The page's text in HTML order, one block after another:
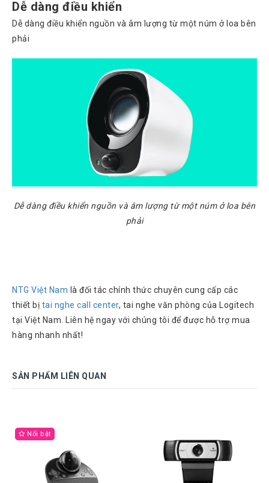
Chính
Sách
Bảo
Dễ dàng điều khiển
Dễ dàng điều khiển nguồn và âm lượng từ một núm ở loa bên
phải
Dễ dàng điều khiển nguồn và âm lượng từ một núm ở loa bên
phải
NTG Việt Nam là đối tác chính thức chuyên cung cấp các
thiết bị tai nghe call center, tai nghe văn phòng của Logitech
tại Việt Nam. Liên hệ ngay với chúng tôi để được hỗ trợ mua
hàng nhanh nhất!
SẢN PHẨM LIÊN QUAN
Nổi bật